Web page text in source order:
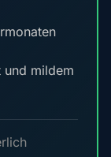
und mildem